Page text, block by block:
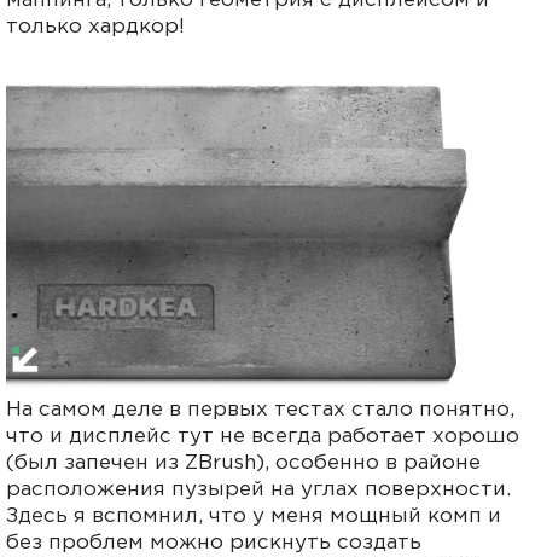
только хардкор!
На самом деле в первых тестах стало понятно,
что и дисплейс тут не всегда работает хорошо
(был запечен из ZBrush), особенно в районе
расположения пузырей на углах поверхности.
Здесь я вспомнил, что у меня мощный комп и
без проблем можно рискнуть создать